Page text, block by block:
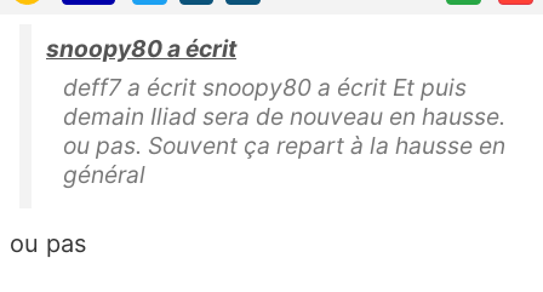
snoopy80 a écrit
deff7 a écrit snoopy80 a écrit Et puis
demain Iliad sera de nouveau en hausse.
ou pas. Souvent ça repart à la hausse en
général
ou pas